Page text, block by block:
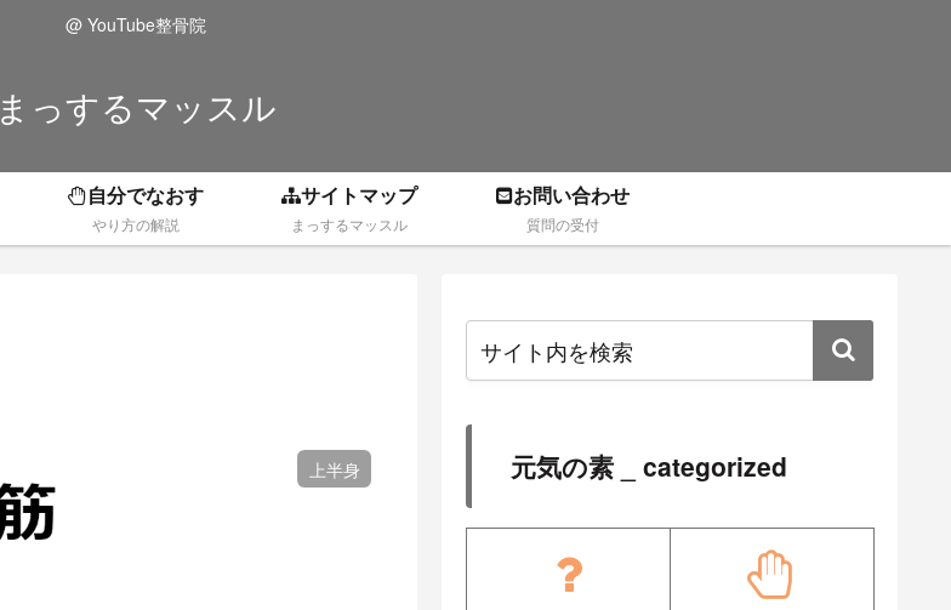
@ YouTube整骨院
まっするマッスル
自分でなおす
やり方の解説
サイトマップ
まっするマッスル
お問い合わせ
質問の受付
上半身 元気の素 _ categorized